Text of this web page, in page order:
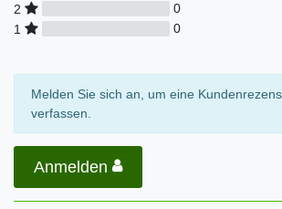
2
0
1
0
Melden Sie sich an, um eine
verfassen.
Anmelden